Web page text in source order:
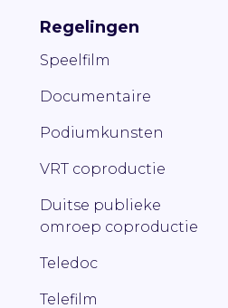
Regelingen
Speelfilm
Documentaire
Podiumkunsten
VRT coproductie
Duitse publieke
omroep coproductie
Teledoc
Telefilm